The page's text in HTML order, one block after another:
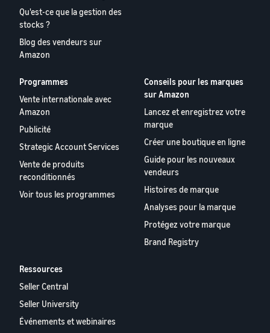
Qu'est-ce que la gestion des
stocks ?
Blog des vendeurs sur
Amazon
Programmes
Vente internationale avec
Amazon
Publicité
Strategic Account Services
Vente de produits
reconditionnés
Voir tous les programmes
Conseils pour les marques
sur Amazon
Lancez et enregistrez votre
marque
Créer une boutique en ligne
Guide pour les nouveaux
vendeurs
Histoires de marque
Analyses pour la marque
Protégez votre marque
Brand Registry
Ressources
Seller Central
Seller University
Événements et webinaires